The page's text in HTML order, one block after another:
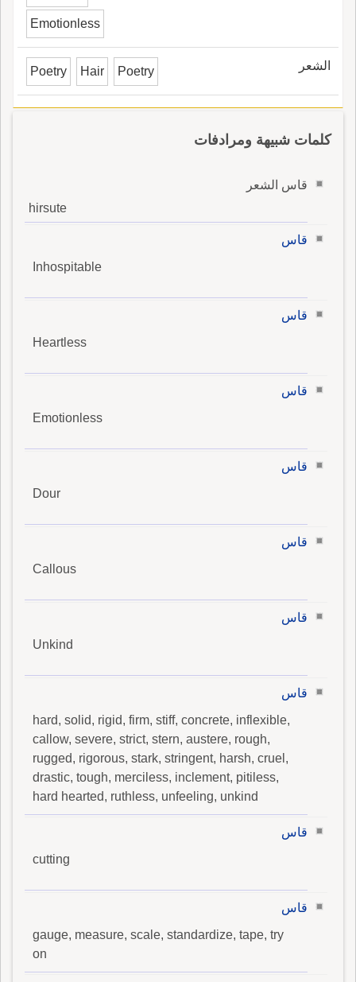
Emotionless
الشعر Poetry Hair Poetry
كلمات شبيهة ومرادفات
قاس الشعر
hirsute
قاس
Inhospitable
قاس
Heartless
قاس
Emotionless
قاس
Dour
قاس
Callous
قاس
Unkind
قاس
hard, solid, rigid, firm, stiff, concrete, inflexible,
callow, severe, strict, stern, austere, rough,
rugged, rigorous, stark, stringent, harsh, cruel,
drastic, tough, merciless, inclement, pitiless,
hard hearted, ruthless, unfeeling, unkind
قاس
cutting
قاس
gauge, measure, scale, standardize, tape, try
on